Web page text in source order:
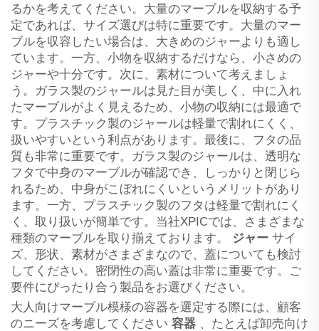
るかを考えてください。大量のマーブルを収納する予
定であれば、サイズ選びは特に重要です。大量のマー
ブルを収容したい場合は、大きめのジャーよりも適し
ています。一方、小物を収納するだけなら、小さめの
ジャーや十分です。次に、素材について考えましょ
う。ガラス製のジャールは見た目が美しく、中に入れ
たマーブルがよく見えるため、小物の収納には最適で
す。プラスチック製のジャールは軽量で割れにくく、
扱いやすいという利点があります。最後に、フタの品
質も非常に重要です。ガラス製のジャールは、透明な
フタで中身のマーブルが確認でき、しっかりと閉じら
れるため、中身がこぼれにくいというメリットがあり
ます。一方、プラスチック製のフタは軽量で割れにく
く、取り扱いが簡単です。当社XPICでは、さまざまな
種類のマーブルを取り揃えております。
ジャー サイ
ズ、形状、素材がさまざまなので、蓋についても検討
してください。密閉性の高い蓋は非常に重要です。ご
要件にぴったり合う製品をお選びください。
大人向けマーブル模様の容器を選定する際には、顧客
のニーズを考慮してください 容器 、たとえば卸売向け